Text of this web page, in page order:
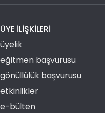
ÜYE ILIŞKILERI
üyelik
eğitmen başvurusu
gönüllülük başvurusu
etkinlikler
e-bülten